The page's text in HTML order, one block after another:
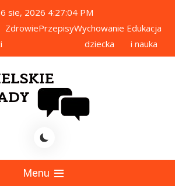
sie, 2026 4:27:05 PM
ZdrowiePrzepisyWychowanie
dziecka
Edukacja
i nauka
Menu